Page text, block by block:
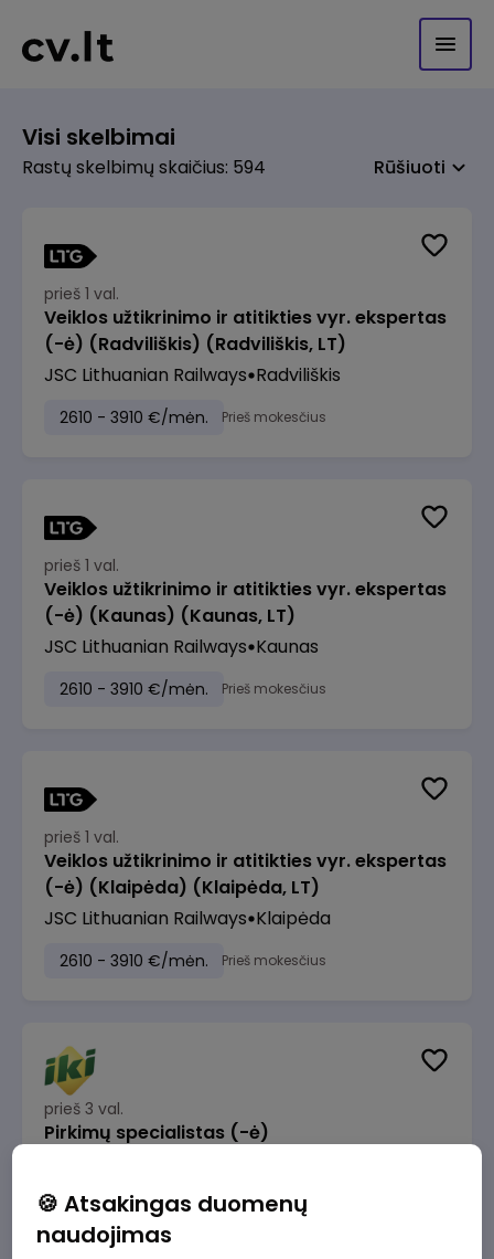
Visi skelbimai
Rastų skelbimų skaičius: 594 Rūšiuoti
prieš 1 val.
Veiklos užtikrinimo ir atitikties vyr. ekspertas
(-ė) (Radviliškis) (Radviliškis, LT)
JSC Lithuanian Railways Radviliškis
2610 - 3910 €/mėn. Prieš mokesčius
prieš 1 val.
Veiklos užtikrinimo ir atitikties vyr. ekspertas
(-ė) (Kaunas) (Kaunas, LT)
JSC Lithuanian Railways Kaunas
2610 - 3910 €/mėn. Prieš mokesčius
prieš 1 val.
Veiklos užtikrinimo ir atitikties vyr. ekspertas
(-ė) (Klaipėda) (Klaipėda, LT)
JSC Lithuanian Railways Klaipėda
2610 - 3910 €/mėn. Prieš mokesčius
prieš 3 val.
Pirkimų specialistas (-ė)
1600 - 1900 €/mėn. Prieš mokesčius
🍪 Atsakingas duomenų
naudojimas